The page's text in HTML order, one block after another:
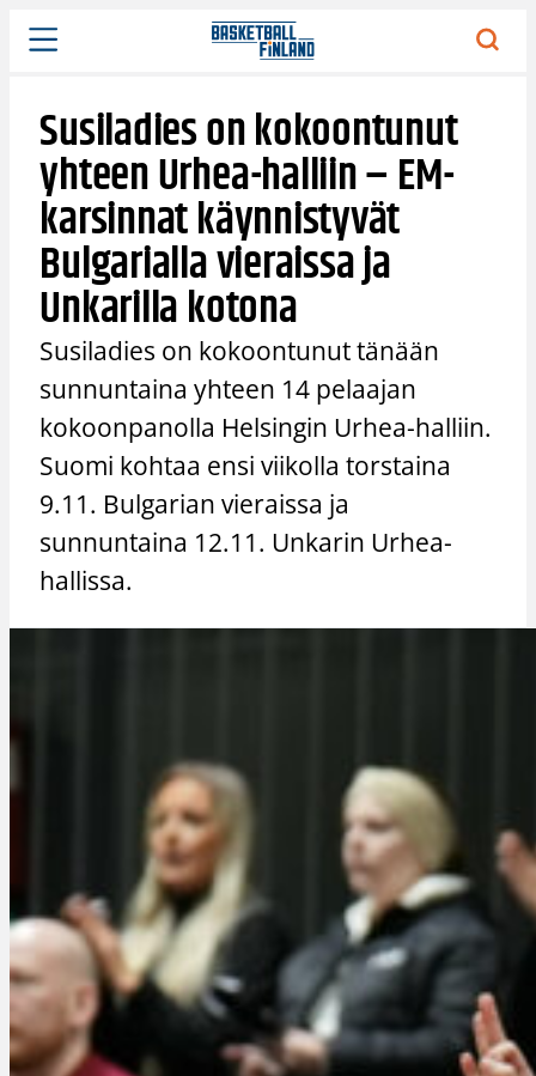
Siirry
sisältöön
Susiladies on kokoontunut
yhteen Urhea-halliin – EM-
karsinnat käynnistyvät
Bulgarialla vieraissa ja
Unkarilla kotona
Susiladies on kokoontunut tänään
sunnuntaina yhteen 14 pelaajan
kokoonpanolla Helsingin Urhea-halliin.
Suomi kohtaa ensi viikolla torstaina
9.11. Bulgarian vieraissa ja
sunnuntaina 12.11. Unkarin Urhea-
hallissa.